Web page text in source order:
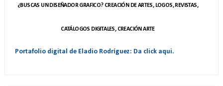
¿BUSCAS UN DISEÑADOR GRAFICO? CREACIÓN DE ARTES, LOGOS, REVISTAS,
CATÁLOGOS DIGITALES, CREACIÓN ARTE
Portafolio digital de Eladio Rodríguez: Da click aqui.